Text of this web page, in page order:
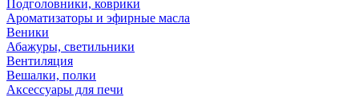
Подголовники, коврики
Ароматизаторы и эфирные масла
Веники
Абажуры, светильники
Вентиляция
Вешалки, полки
Аксессуары для печи